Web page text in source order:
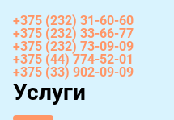
Услуги
+375 (232) 31-60-60
+375 (232) 33-66-77
+375 (232) 73-09-09
+375 (44) 774-52-01
+375 (33) 902-09-09